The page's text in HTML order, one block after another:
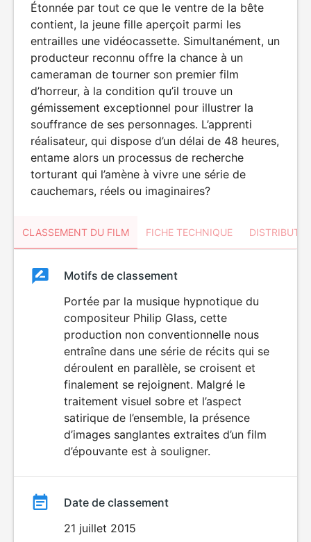
Étonnée par tout ce que le ventre de la bête
contient, la jeune fille aperçoit parmi les
entrailles une vidéocassette. Simultanément, un
producteur reconnu offre la chance à un
cameraman de tourner son premier film
d’horreur, à la condition qu’il trouve un
gémissement exceptionnel pour illustrer la
souffrance de ses personnages. L’apprenti
réalisateur, qui dispose d’un délai de 48 heures,
entame alors un processus de recherche
torturant qui l’amène à vivre une série de
cauchemars, réels ou imaginaires?
CLASSEMENT DU FILM FICHE TECHNIQUE
ClassementClassement
Motifs de classement
Portée par la musique hypnotique du
compositeur Philip Glass, cette
production non conventionnelle nous
entraîne dans une série de récits qui se
déroulent en parallèle, se croisent et
finalement se rejoignent. Malgré le
traitement visuel sobre et l’aspect
satirique de l’ensemble, la présence
d’images sanglantes extraites d’un film
d’épouvante est à souligner.
Date de classement
21 juillet 2015